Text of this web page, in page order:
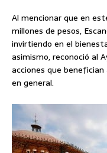
Al mencionar que en
millones de pesos,
invirtiendo en el
asimismo, reconoció al
acciones que
en general.